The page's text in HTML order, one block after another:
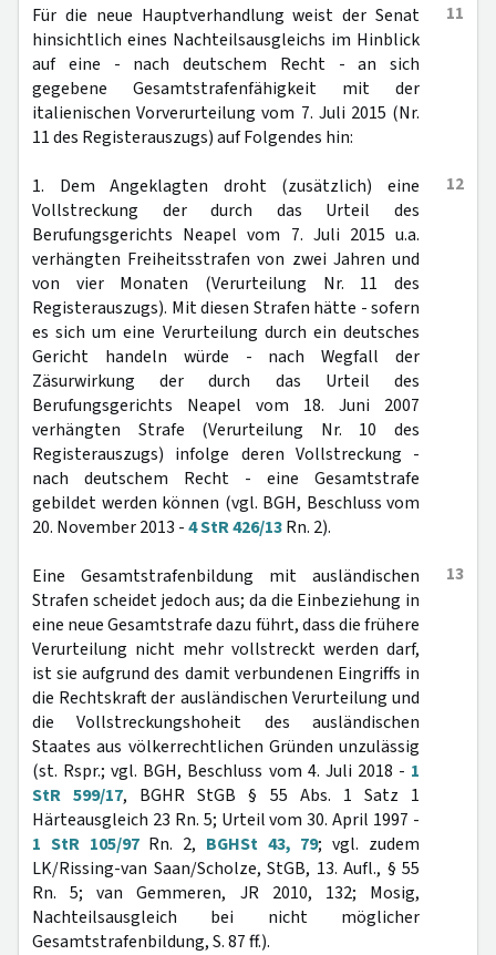
11
Für die neue Hauptverhandlung weist der Senat
hinsichtlich eines Nachteilsausgleichs im Hinblick
auf eine - nach deutschem Recht - an sich
gegebene Gesamtstrafenfähigkeit mit der
italienischen Vorverurteilung vom 7. Juli 2015 (Nr.
11 des Registerauszugs) auf Folgendes hin:
12
1. Dem Angeklagten droht (zusätzlich) eine
Vollstreckung der durch das Urteil des
Berufungsgerichts Neapel vom 7. Juli 2015 u.a.
verhängten Freiheitsstrafen von zwei Jahren und
von vier Monaten (Verurteilung Nr. 11 des
Registerauszugs). Mit diesen Strafen hätte - sofern
es sich um eine Verurteilung durch ein deutsches
Gericht handeln würde - nach Wegfall der
Zäsurwirkung der durch das Urteil des
Berufungsgerichts Neapel vom 18. Juni 2007
verhängten Strafe (Verurteilung Nr. 10 des
Registerauszugs) infolge deren Vollstreckung -
nach deutschem Recht - eine Gesamtstrafe
gebildet werden können (vgl. BGH, Beschluss vom
20. November 2013 -4 StR 426/13Rn. 2).
13
Eine Gesamtstrafenbildung mit ausländischen
Strafen scheidet jedoch aus; da die Einbeziehung in
eine neue Gesamtstrafe dazu führt, dass die frühere
Verurteilung nicht mehr vollstreckt werden darf,
ist sie aufgrund des damit verbundenen Eingriffs in
die Rechtskraft der ausländischen Verurteilung und
die Vollstreckungshoheit des ausländischen
Staates aus völkerrechtlichen Gründen unzulässig
(st. Rspr.; vgl. BGH, Beschluss vom 4. Juli 2018 - 1
StR 599/17, BGHR StGB § 55 Abs. 1 Satz 1
Härteausgleich 23 Rn. 5; Urteil vom 30. April 1997 -
1 StR 105/97Rn. 2, BGHSt 43, 79; vgl. zudem
LK/Rissing-van Saan/Scholze, StGB, 13. Aufl., § 55
Rn. 5; van Gemmeren, JR 2010, 132; Mosig,
Nachteilsausgleich bei nicht möglicher
Gesamtstrafenbildung, S. 87 ff.).